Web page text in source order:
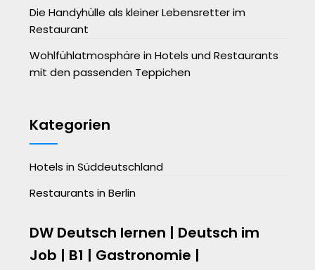
Die Handyhülle als kleiner Lebensretter im
Restaurant
Wohlfühlatmosphäre in Hotels und Restaurants
mit den passenden Teppichen
Kategorien
Hotels in Süddeutschland
Restaurants in Berlin
DW Deutsch lernen | Deutsch im
Job | B1 | Gastronomie |